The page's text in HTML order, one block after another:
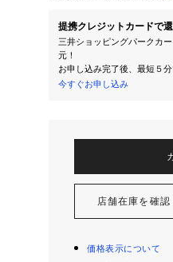
提携クレジットカードで
三井ショッピングパークカ
元！
お申し込み完了後、最短５分
今すぐお申し込み
店舗在庫を確認
価格表示について